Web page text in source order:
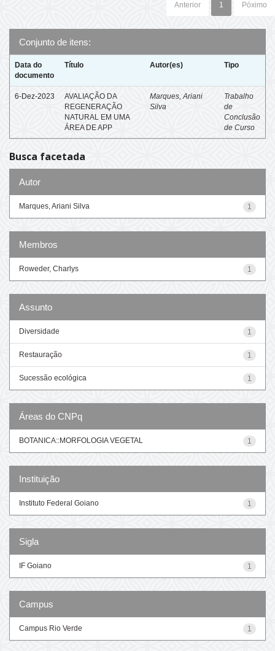
Anterior 1 Póximo
Conjunto de itens:
Data do
documento
Título Autor(es) Tipo
6-Dez-2023
AVALIAÇÃO DA
REGENERAÇÃO
NATURAL EM UMA
ÁREA DE APP
Marques, Ariani
Silva
Trabalho
de
Conclusão
de Curso
Busca facetada
Autor
1
Marques, Ariani Silva
Membros
1
Roweder, Charlys
Assunto
1
Diversidade
1
Restauração
1
Sucessão ecológica
Áreas do CNPq
1
BOTANICA::MORFOLOGIA VEGETAL
Instituição
1
Instituto Federal Goiano
Sigla
1
IF Goiano
Campus
1
Campus Rio Verde